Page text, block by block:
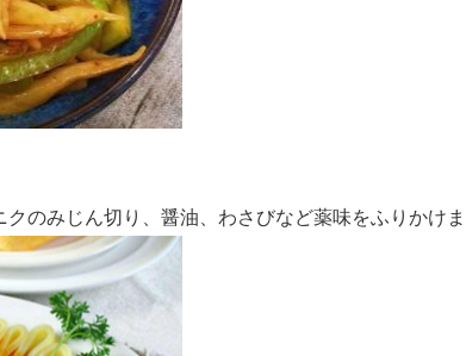
のみじん切り、醤油、わさびなど薬味をふりかけ